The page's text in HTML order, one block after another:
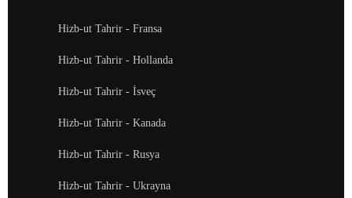
Hizb-ut Tahrir - Fransa
Hizb-ut Tahrir - Hollanda
Hizb-ut Tahrir - İsveç
Hizb-ut Tahrir - Kanada
Hizb-ut Tahrir - Rusya
Hizb-ut Tahrir - Ukrayna